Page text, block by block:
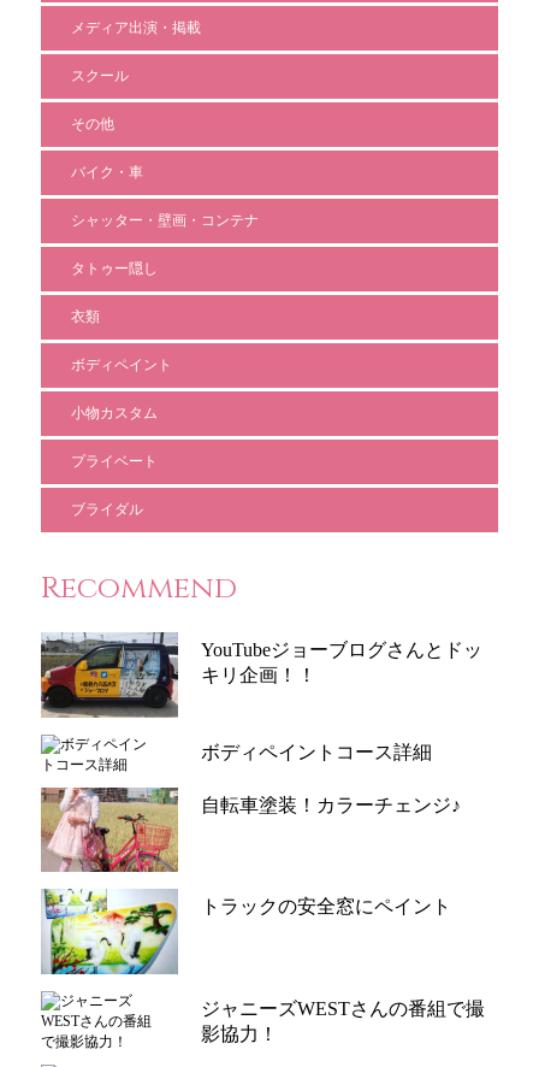
メディア出演・掲載
スクール
その他
バイク・車
シャッター・壁画・コンテナ
タトゥー隠し
衣類
ボディペイント
小物カスタム
プライベート
ブライダル
Recommend
YouTubeジョーブログさんとドッ
キリ企画！！
ボディペイントコース詳細
自転車塗装！カラーチェンジ♪
トラックの安全窓にペイント
ジャニーズWESTさんの番組で撮
影協力！